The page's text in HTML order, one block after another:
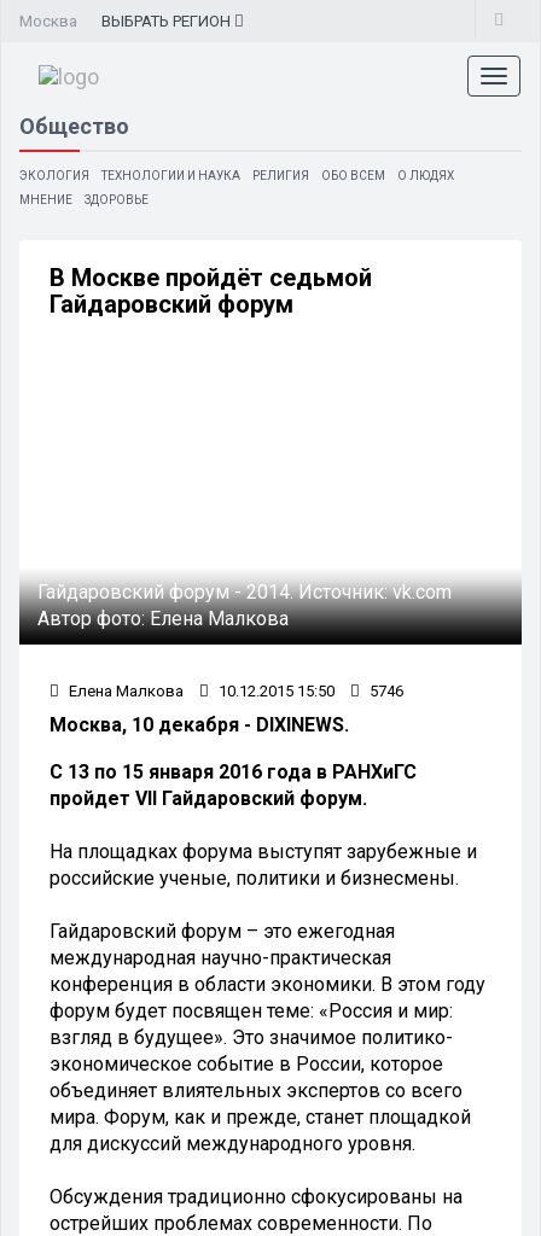
Москва ВЫБРАТЬ РЕГИОН
Общество
ЭКОЛОГИЯ ТЕХНОЛОГИИ И НАУКА РЕЛИГИЯ ОБО ВСЕМ
О ЛЮДЯХ
МНЕНИЕ
ЗДОРОВЬЕ
В Москве пройдёт седьмой
Гайдаровский форум
Гайдаровский форум - 2014.Источник:vk.com
Автор фото:Елена Малкова
Елена Малкова 10.12.2015 15:50 5746
Москва, 10 декабря - DIXINEWS.
С 13 по 15 января 2016 года в РАНХиГС
пройдет VII Гайдаровский форум.
На площадках форума выступят зарубежные и
российские ученые, политики и бизнесмены.
Гайдаровский форум – это ежегодная
международная научно-практическая
конференция в области экономики. В этом году
форум будет посвящен теме: «Россия и мир:
взгляд в будущее». Это значимое политико-
экономическое событие в России, которое
объединяет влиятельных экспертов со всего
мира. Форум, как и прежде, станет площадкой
для дискуссий международного уровня.
Обсуждения традиционно сфокусированы на
острейших проблемах современности. По